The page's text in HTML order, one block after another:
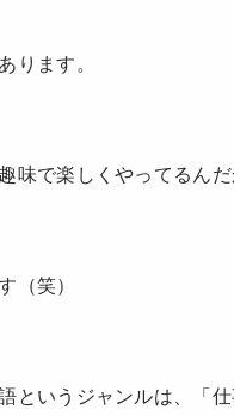
ります。
味で楽しくやってるんだ
（笑）
というジャンルは、「